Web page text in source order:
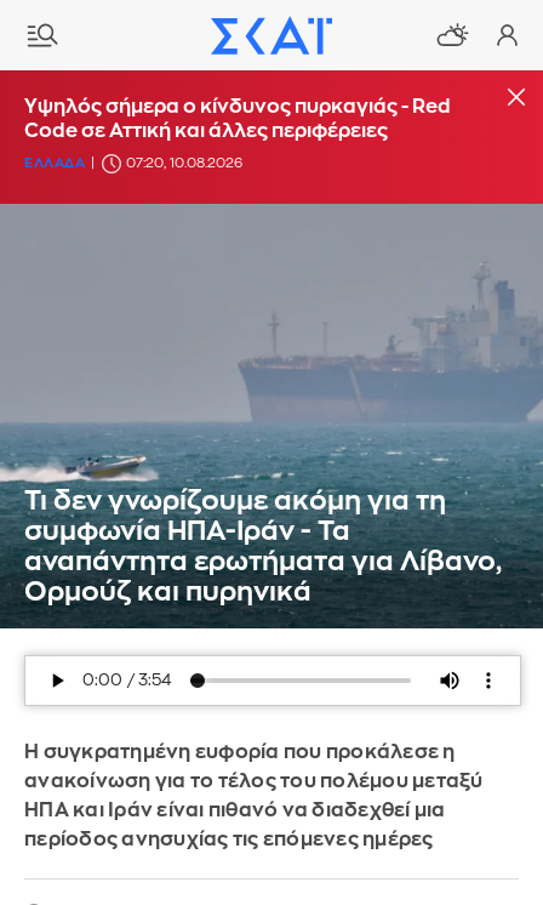
Υψηλός σήμερα ο κίνδυνος πυρκαγιάς - Red
Code σε Αττική και άλλες περιφέρειες
ΕΛΛΑΔΑ 07:20, 10.08.2026
Τι δεν γνωρίζουμε ακόμη για τη
συμφωνία ΗΠΑ-Ιράν - Τα
αναπάντητα ερωτήματα για Λίβανο,
Ορμούζ και πυρηνικά
Η συγκρατημένη ευφορία που προκάλεσε η
ανακοίνωση για το τέλος του πολέμου μεταξύ
ΗΠΑ και Ιράν είναι πιθανό να διαδεχθεί μια
περίοδος ανησυχίας τις επόμενες ημέρες